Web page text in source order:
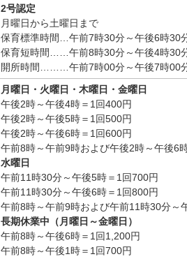
2号認定
月曜日から土曜日まで
保育標準時間…午前7時30分～午後6時30
保育短時間……午前8時30分～午後4時30
開所時間………午前7時00分～午後7時00分
月曜日・火曜日・木曜日・金曜日
午後2時～午後4時＝1回400円
午後2時～午後5時＝1回500円
午後2時～午後6時＝1回600円
午前8時～午前9時および午後2時～午後6
水曜日
午前11時30分～午後5時＝1回700円
午前11時30分～午後6時＝1回800円
午前8時～午前9時および午前11時30分～
長期休業中（月曜日～金曜日）
午前8時～午後6時＝1回1,200円
午前8時～午後1時＝1回700円